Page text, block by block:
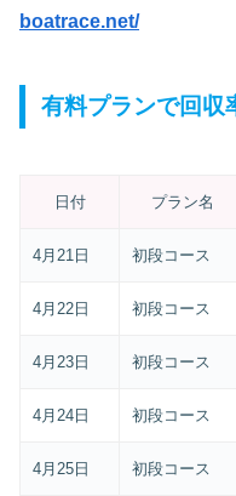
boatrace.net/
有料プランで回収
日付 プラン名
4月21日 初段コース
4月22日 初段コース
4月23日 初段コース
4月24日 初段コース
4月25日 初段コース